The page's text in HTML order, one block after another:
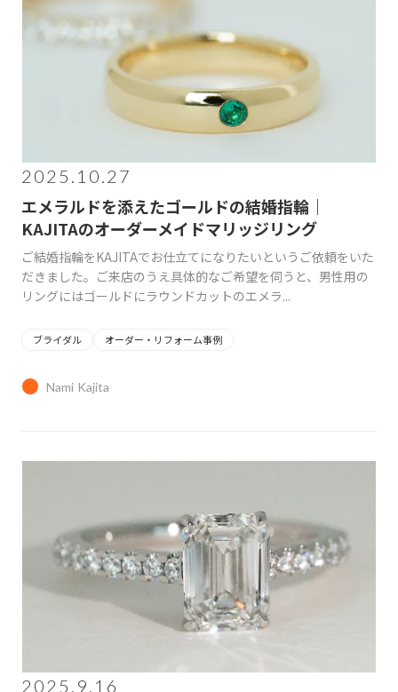
2025.10.27
エメラルドを添えたゴールドの結婚指輪｜
KAJITAのオーダーメイドマリッジリング
ご結婚指輪をKAJITAでお仕立てになりたいというご依頼をいた
だきました。ご来店のうえ具体的なご希望を伺うと、男性用の
リングにはゴールドにラウンドカットのエメラ...
ブライダル オーダー・リフォーム事例
Nami Kajita
2025.9.16